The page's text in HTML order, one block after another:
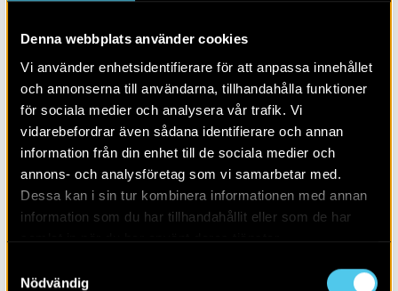
Denna webbplats använder cookies
Vi använder enhetsidentifierare för att anpassa innehållet
och annonserna till användarna, tillhandahålla funktioner
för sociala medier och analysera vår trafik. Vi
vidarebefordrar även sådana identifierare och annan
information från din enhet till de sociala medier och
annons- och analysföretag som vi samarbetar med.
Dessa kan i sin tur kombinera informationen med annan
information som du har tillhandahållit eller som de har
Nödvändig
RAPPORT 2019:10
Bytomt och boplats i Fjelie